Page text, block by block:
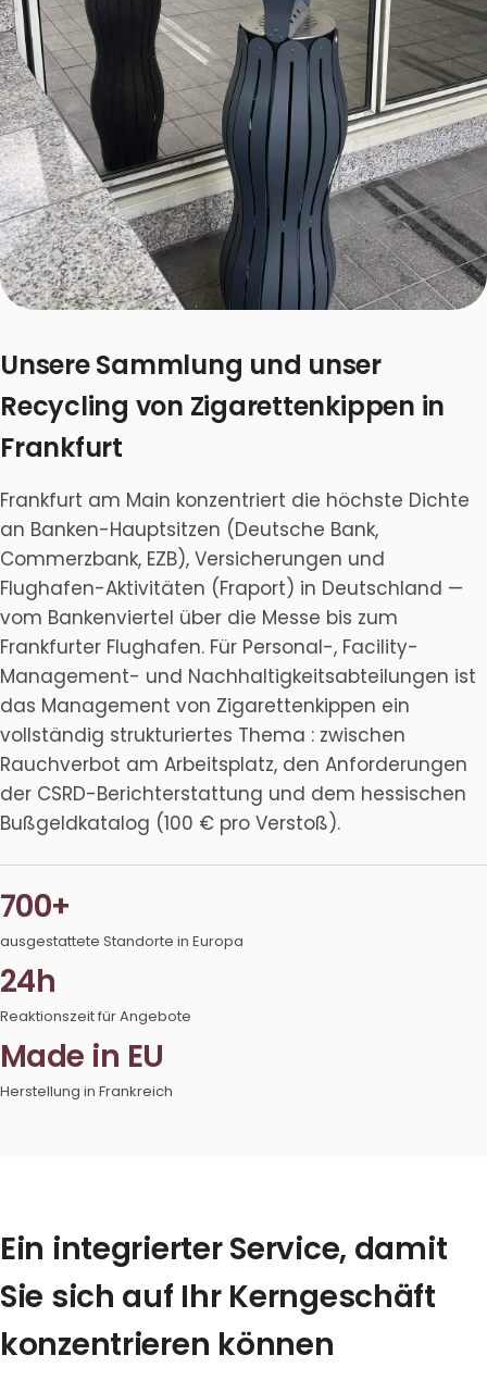
Unsere Sammlung und unser
Recycling von Zigarettenkippen in
Frankfurt
Frankfurt am Main konzentriert die höchste Dichte
an Banken-Hauptsitzen (Deutsche Bank,
Commerzbank, EZB), Versicherungen und
Flughafen-Aktivitäten (Fraport) in Deutschland —
vom Bankenviertel über die Messe bis zum
Frankfurter Flughafen. Für Personal-, Facility-
Management- und Nachhaltigkeitsabteilungen ist
das Management von Zigarettenkippen ein
vollständig strukturiertes Thema : zwischen
Rauchverbot am Arbeitsplatz, den Anforderungen
der CSRD-Berichterstattung und dem hessischen
Bußgeldkatalog (100 € pro Verstoß).
700+
ausgestattete Standorte in Europa
24h
Reaktionszeit für Angebote
Made in EU
Herstellung in Frankreich
Ein integrierter Service, damit
Sie sich auf Ihr Kerngeschäft
konzentrieren können